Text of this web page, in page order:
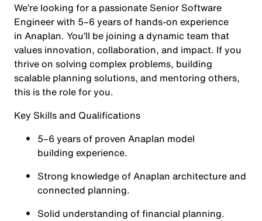
We’re looking for a passionate Senior Software
Engineer with 5–6 years of hands-on experience
in Anaplan. You’ll be joining a dynamic team that
values innovation, collaboration, and impact. If you
thrive on solving complex problems, building
scalable planning solutions, and mentoring others,
this is the role for you.
Key Skills and Qualifications
5–6 years of proven Anaplan model
building experience.
Strong knowledge of Anaplan architecture and
connected planning.
Solid understanding of financial planning.